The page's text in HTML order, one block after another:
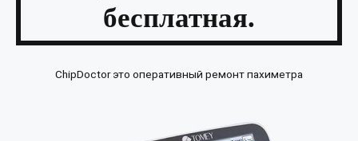
бесплатная.
ChipDoctor это оперативный ремонт пахиметра